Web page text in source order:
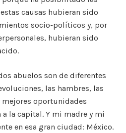
causas hubieran sido
socio-políticos y, por
hubieran sido
abuelos son de diferentes
las hambres, las
mejores oportunidades
la capital. Y mi madre y mi
en esa gran ciudad: México.